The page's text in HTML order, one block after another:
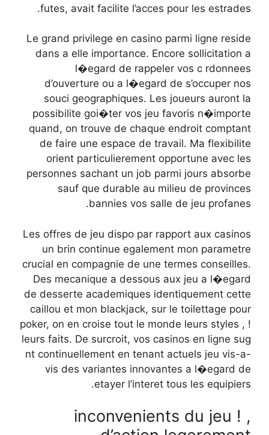
futes, avait facilite l’acces pour les estrades.
Le grand privilege en casino parmi ligne reside
dans a elle importance. Encore sollicitation a
l�egard de rappeler vos c rdonnees
d’ouverture ou a l�egard de s’occuper nos
souci geographiques. Les joueurs auront la
possibilite goi�ter vos jeu favoris n�importe
quand, on trouve de chaque endroit comptant
de faire une espace de travail. Ma flexibilite
orient particulierement opportune avec les
personnes sachant un job parmi jours absorbe
sauf que durable au milieu de provinces
bannies vos salle de jeu profanes.
Les offres de jeu dispo par rapport aux casinos
un brin continue egalement mon parametre
crucial en compagnie de une termes conseilles.
Des mecanique a dessous aux jeu a l�egard
de desserte academiques identiquement cette
caillou et mon blackjack, sur le toilettage pour
poker, on en croise tout le monde leurs styles , !
leurs faits. De surcroit, vos casinos en ligne sug
nt continuellement en tenant actuels jeu vis-a-
vis des variantes innovantes a l�egard de
etayer l’interet tous les equipiers.
, ! inconvenients du jeu